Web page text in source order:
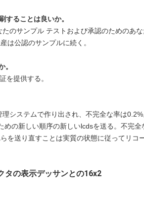
することは良いか。
のサンプル テストおよび承認のためのあ
は公認のサンプルに続く。
。
を提供する。
システムで作り出され、不完全な率は0.2%
の新しい順序の新しいlcdsを送る。不完
を送り直すことは実質の状態に従ってリコ
タの表示デッサンとの16x2